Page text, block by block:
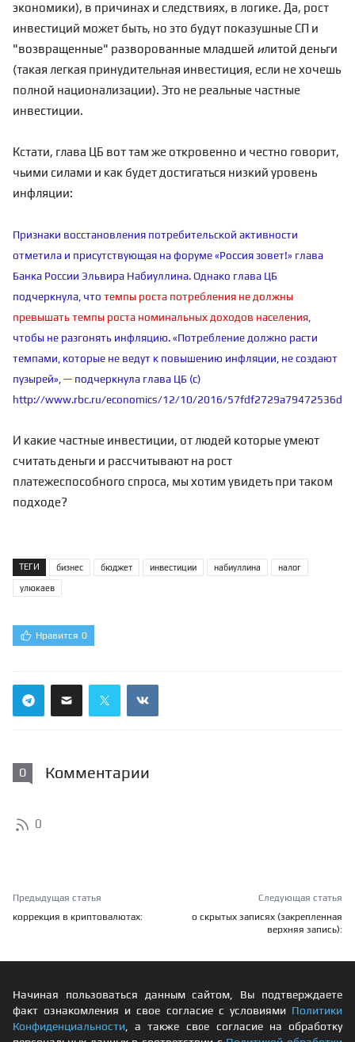
экономики), в причинах и следствиях, в логике. Да, рост
инвестиций может быть, но это будут показушные СП и
"возвращенные" разворованные младшей илитой деньги
(такая легкая принудительная инвестиция, если не хочешь
полной национализации). Это не реальные частные
инвестиции.
Кстати, глава ЦБ вот там же откровенно и честно говорит,
чьими силами и как будет достигаться низкий уровень
инфляции:
Признаки восстановления потребительской активности
отметила и присутствующая на форуме «Россия зовет!» глава
Банка России Эльвира Набиуллина. Однако глава ЦБ
подчеркнула, что темпы роста потребления не должны
превышать темпы роста номинальных доходов населения
чтобы не разгонять инфляцию. «Потребление должно расти
темпами, которые не ведут к повышению инфляции, не создают
пузырей», — подчеркнула глава ЦБ (с)
http://www.rbc.ru/economics/12/10/2016/
И какие частные инвестиции, от людей которые умеют
считать деньги и рассчитывают на рост
платежеспособного спроса, мы хотим увидеть при таком
подходе?
ТЕГИ бизнес бюджет инвестиции набиуллина налог
улюкаев
Нравится 0
0 Комментарии
0
Предыдущая статья
коррекция в криптовалютах:
Следующая статья
о скрытых записях (закрепленная
верхняя запись):
Начиная пользоваться данным сайтом, Вы подтверждаете
факт ознакомления и свое согласие с условиями Политики
Конфиденциальности , а также свое согласие на обработку